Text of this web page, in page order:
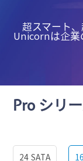
超スマート
Unicornは企業
Pro シリ
24 SATA